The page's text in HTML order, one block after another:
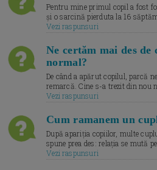
Pentru mine primul copil a fost
și o sarcină pierduta la 16
Vezi raspunsuri
Ne certăm mai des de
normal?
De când a apărut copilul, parcă
remarcă. Cine s-a trezit din nou
Vezi raspunsuri
Cum ramanem un
După apariția copiilor, multe
spune prea des: relația se mută
Vezi raspunsuri